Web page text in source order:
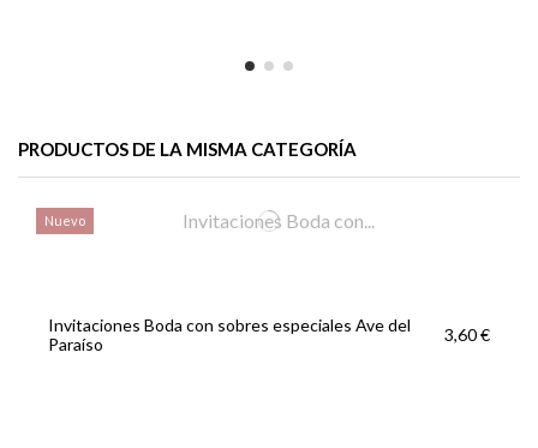
PRODUCTOS DE LA MISMA CATEGORÍA
Nuevo
Invitaciones Boda con sobres especiales Ave del
Paraíso
3,60 €